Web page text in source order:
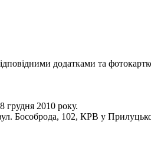
додатками та
грудня 2010 року.
Бособрода, 102, КРВ у